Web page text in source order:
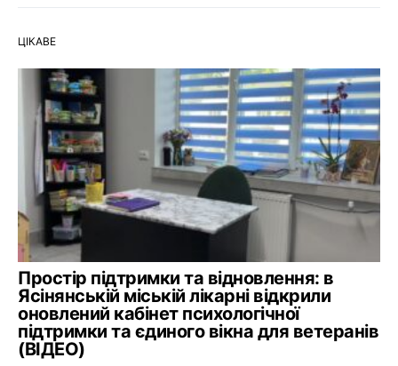
ЦІКАВЕ
Простір підтримки та відновлення: в
Ясінянській міській лікарні відкрили
оновлений кабінет психологічної
підтримки та єдиного вікна для ветеранів
(ВІДЕО)